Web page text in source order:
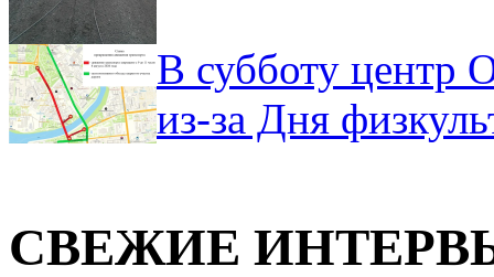
В субботу центр
из-за Дня
СВЕЖИЕ